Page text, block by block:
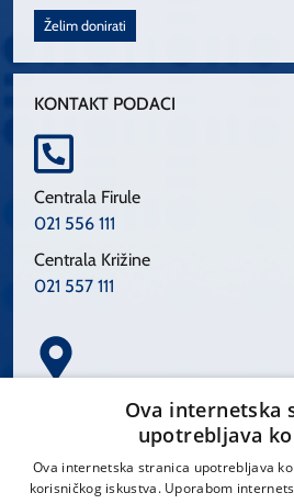
Želim donirati
KONTAKT PODACI
Centrala Firule
021 556 111
Centrala Križine
021 557 111
Spinčićeva 1, 21000 Split
Ova internetska
upotrebljava
Ova internetska stranica upotrebljava
korisničkog iskustva. Uporabom